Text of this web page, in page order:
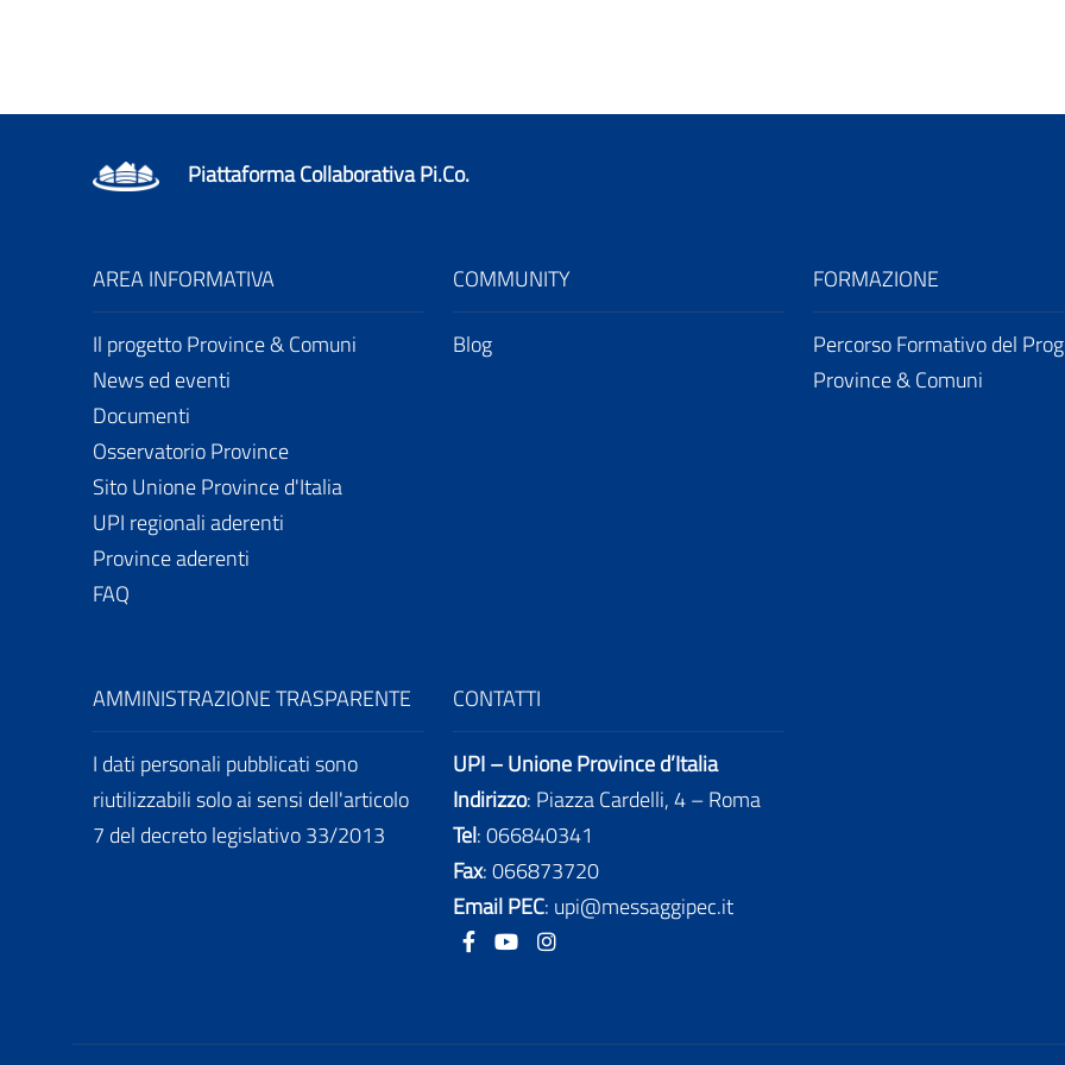
Piattaforma Collaborativa Pi.Co.
AREA INFORMATIVA
Il progetto Province & Comuni
News ed eventi
Documenti
Osservatorio Province
Sito Unione Province d'Italia
UPI regionali aderenti
Province aderenti
FAQ
COMMUNITY
Blog
FORMAZIONE
Percorso Formativo del
Province & Comuni
AMMINISTRAZIONE TRASPARENTE
I dati personali pubblicati sono
riutilizzabili solo ai sensi dell'articolo
7 del decreto legislativo 33/2013
CONTATTI
UPI – Unione Province d’Italia
Indirizzo: Piazza Cardelli, 4 – Roma
Tel:066840341
Fax:066873720
Email PEC: upi@messaggipec.it
FacebookYoutube